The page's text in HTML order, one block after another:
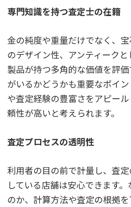
専門知識を持つ査定士の在籍
金の純度や重量だけでなく、
のデザイン性、アンティーク
製品が持つ多角的な価値を評
がいるかどうかも重要なポイ
や査定経験の豊富さをアピー
頼性が高いと考えられます。
査定プロセスの透明性
利用者の目の前で計量し、査
している店舗は安心できます
のか、計算方法や査定の根拠